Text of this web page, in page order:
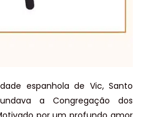
espanhola de Vic, Santo
a Congregação dos